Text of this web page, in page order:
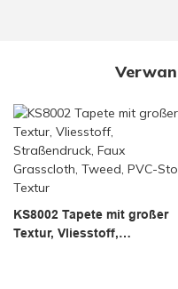
KS8002 Tapete mit großer
Textur, Vliesstoff,